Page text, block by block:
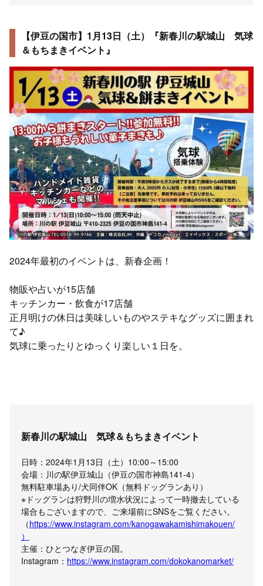
【伊豆の国市】1月13日（土）『新春川の駅城山 気球
＆もちまきイベント』
2024年最初のイベントは、新春企画！
物販や占いが15店舗
キッチンカー・飲食が17店舗
正月明けの休日は美味しいものやステキなグッズに囲まれ
て♪
気球に乗ったりとゆっくり楽しい１日を。
新春川の駅城山 気球＆もちまきイベント
日時：2024年1月13日（土）10:00～15:00
会場：川の駅伊豆城山（伊豆の国市神島141-4）
無料駐車場あり/犬同伴OK（無料ドッグランあり）
※ドッグランは狩野川の増水状況によって一時撤去している
場合もございますので、ご来場前にSNSをご覧ください。
（https://www.instagram.com/kanogawakamishimakouen/
）
主催：ひとつなぎ伊豆の国。
Instagram： https://www.instagram.com/dokokanomarket/